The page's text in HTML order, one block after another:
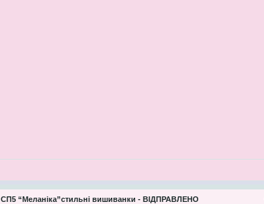
СП5 “Меланіка”стильні вишиванки - ВІДПРАВЛЕНО